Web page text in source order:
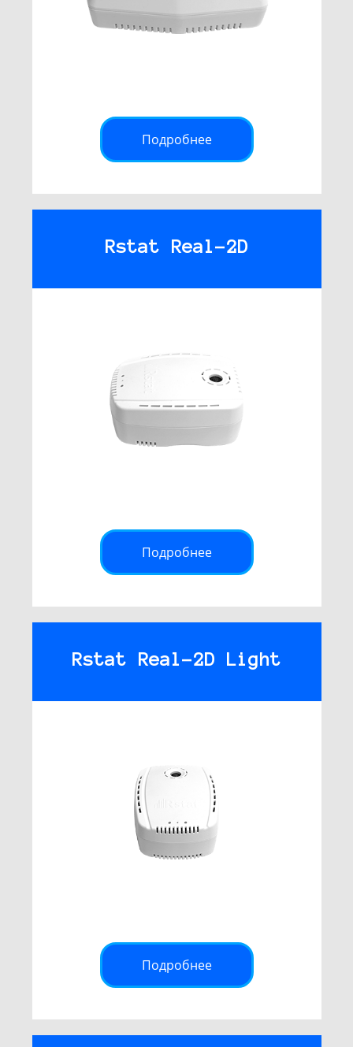
Подробнее
Rstat Real-2D
Подробнее
Rstat Real-2D Light
Подробнее